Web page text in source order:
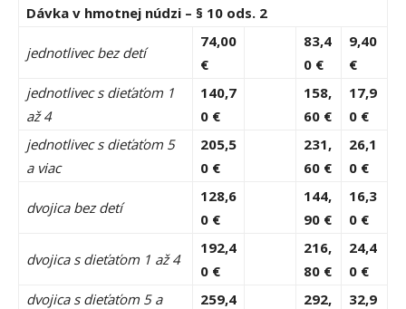
Dávka v hmotnej núdzi – § 10 ods. 2
jednotlivec bez detí
74,00
€
83,4
0 €
9,40
€
jednotlivec s dieťaťom 1
až 4
140,7
0 €
158,
60 €
17,9
0 €
jednotlivec s dieťaťom 5
a viac
205,5
0 €
231,
60 €
26,1
0 €
dvojica bez detí
128,6
0 €
144,
90 €
16,3
0 €
dvojica s dieťaťom 1 až 4
192,4
0 €
216,
80 €
24,4
0 €
dvojica s dieťaťom 5 a
259,4
292,
32,9